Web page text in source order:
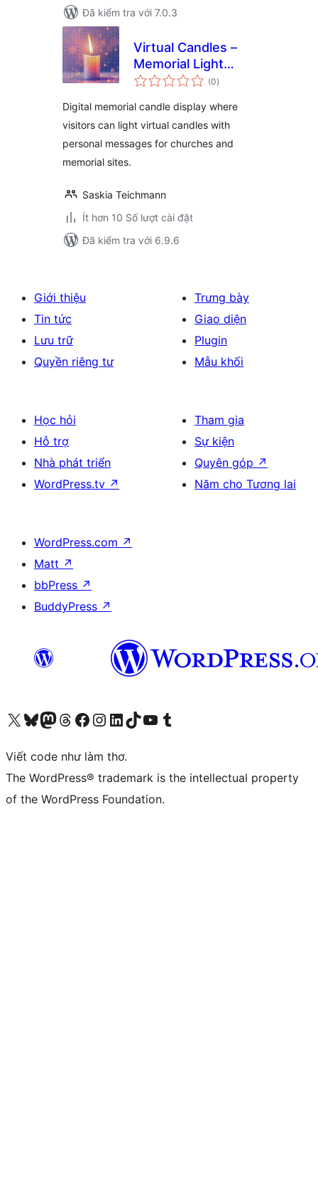
Đã kiểm tra với 7.0.3
Virtual Candles –
Memorial Light
Display
(0tổng
đánh
)
Digital memorial candle display where
visitors can light virtual candles with
personal messages for churches and
memorial sites.
Saskia Teichmann
Ít hơn 10 Số lượt cài đặt
Đã kiểm tra với 6.9.6
Giới thiệu
Tin tức
Lưu trữ
Quyền riêng tư
Trưng bày
Giao diện
Plugin
Mẫu khối
Học hỏi
Hỗ trợ
Nhà phát triển
WordPress.tv ↗
Tham gia
Sự kiện
Quyên góp ↗
Năm cho Tương lai
WordPress.com ↗
Matt ↗
bbPress ↗
BuddyPress ↗
Truy cập tài khoản X (trước đây là Twitter) của chúng tôiVisit our Bluesky account
Visit our Mastodon account
Visit our Threads account
Xem trang Facebook của chúng tôiTruy cập tài khoản Instagram của chúng tôiTruy cập tài khoản LinkedIn của chúng tôiVisit our TikTok account
Truy cập kênh YouTube của chúng tôi Visit our Tumblr account
Viết code như làm thơ.
The WordPress® trademark is the intellectual property
of the WordPress Foundation.